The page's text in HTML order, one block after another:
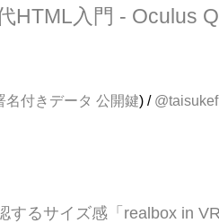
HTML入門 - Oculus
名付きデータ 公開鍵) / @taisukef
するサイズ感「realbox in